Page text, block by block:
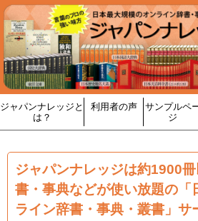
ジャパンナレッジと
は？
利用者の声
サンプルペ
ジ
ジャパンナレッジは約1900
書・事典などが使い放題の「
ライン辞書・事典・叢書」サ